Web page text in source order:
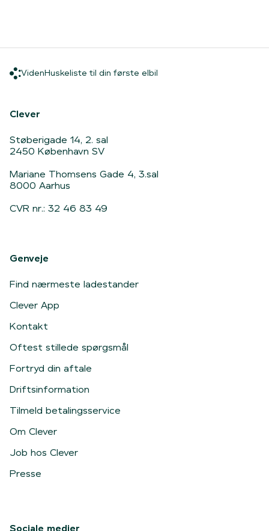
VidenViden
Huskeliste til din første elbil
Clever
Støberigade 14, 2. sal
2450 København SV
Mariane Thomsens Gade 4, 3.sal
8000 Aarhus
CVR nr.: 32 46 83 49
Genveje
Find nærmeste ladestander
Clever App
Kontakt
Oftest stillede spørgsmål
Fortryd din aftale
Driftsinformation
Tilmeld betalingsservice
Om Clever
Job hos Clever
Presse
Sociale medier